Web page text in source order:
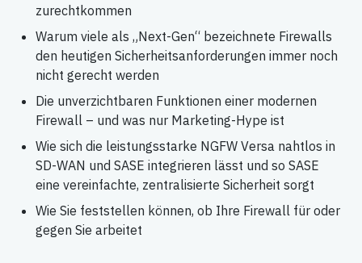
zurechtkommen
Warum viele als „Next-Gen“ bezeichnete Firewalls
den heutigen Sicherheitsanforderungen immer noch
nicht gerecht werden
Die unverzichtbaren Funktionen einer modernen
Firewall – und was nur Marketing-Hype ist
Wie sich die leistungsstarke NGFW Versa nahtlos in
SD-WAN und SASE integrieren lässt und so SASE
eine vereinfachte, zentralisierte Sicherheit sorgt
Wie Sie feststellen können, ob Ihre Firewall für oder
gegen Sie arbeitet